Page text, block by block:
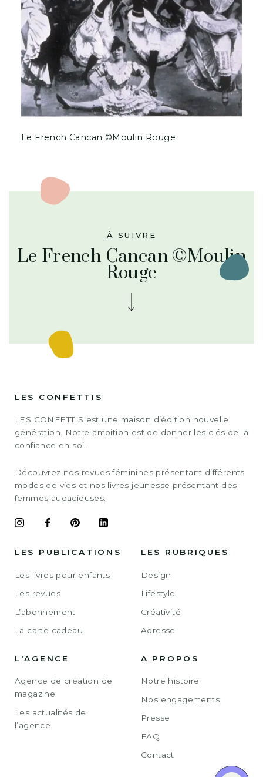
Le French Cancan ©Moulin Rouge
À SUIVRE
Le French Cancan ©Moulin
Rouge
LES CONFETTIS
LES CONFETTIS est une maison d’édition nouvelle
génération. Notre ambition est de donner les clés de la
confiance en soi.
Découvrez nos revues féminines présentant différents
modes de vies et nos livres jeunesse présentant des
femmes audacieuses.
LES PUBLICATIONS
Les livres pour enfants
Les revues
L’abonnement
La carte cadeau
LES RUBRIQUES
Design
Lifestyle
Créativité
Adresse
L'AGENCE
Agence de création de
magazine
Les actualités de
l’agence
A PROPOS
Notre histoire
Nos engagements
Presse
FAQ
Contact